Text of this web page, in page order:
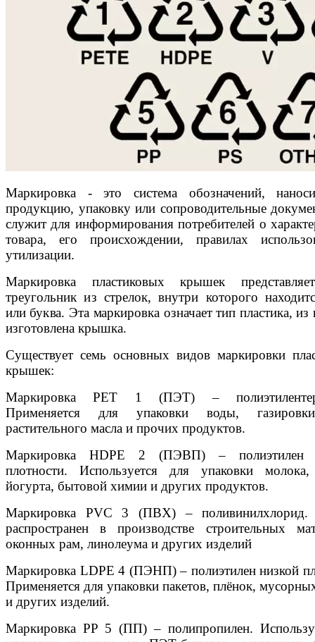
Маркировка - это система обозначений,
продукцию, упаковку или сопроводительные
служит для информирования потребителей о
товара, его происхождении, правилах
утилизации.
Маркировка пластиковых крышек
треугольник из стрелок, внутри которого
или буква. Эта маркировка означает тип пластика, из
изготовлена крышка.
Существует семь основных видов маркировки
крышек:
Маркировка PET 1 (ПЭТ) –
Применяется для упаковки воды,
растительного масла и прочих продуктов.
Маркировка HDPE 2 (ПЭВП) – полиэтилен
плотности. Используется для упаковки
йогурта, бытовой химии и других продуктов.
Маркировка PVC 3 (ПВХ) –
распространен в производстве строительных
оконных рам, линолеума и других изделий
Маркировка LDPE 4 (ПЭНП) – полиэтилен низкой
Применяется для упаковки пакетов, плёнок,
и других изделий.
Маркировка PP 5 (ПП) – полипропилен.